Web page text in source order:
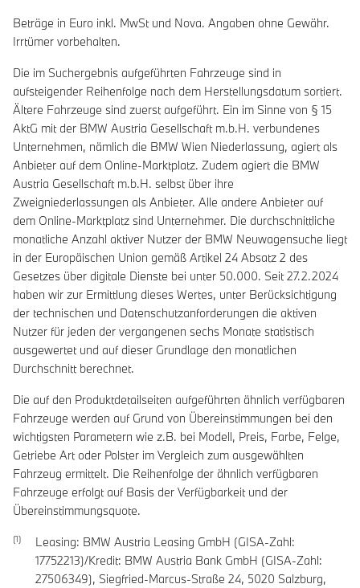
Beträge in Euro inkl. MwSt und Nova. Angaben ohne Gewähr.
Irrtümer vorbehalten.
Die im Suchergebnis aufgeführten Fahrzeuge sind in
aufsteigender Reihenfolge nach dem Herstellungsdatum sortiert.
Ältere Fahrzeuge sind zuerst aufgeführt. Ein im Sinne von § 15
AktG mit der BMW Austria Gesellschaft m.b.H. verbundenes
Unternehmen, nämlich die BMW Wien Niederlassung, agiert als
Anbieter auf dem Online-Marktplatz. Zudem agiert die BMW
Austria Gesellschaft m.b.H. selbst über ihre
Zweigniederlassungen als Anbieter. Alle andere Anbieter auf
dem Online-Marktplatz sind Unternehmer. Die durchschnittliche
monatliche Anzahl aktiver Nutzer der BMW Neuwagensuche liegt
in der Europäischen Union gemäß Artikel 24 Absatz 2 des
Gesetzes über digitale Dienste bei unter 50.000. Seit 27.2.2024
haben wir zur Ermittlung dieses Wertes, unter Berücksichtigung
der technischen und Datenschutzanforderungen die aktiven
Nutzer für jeden der vergangenen sechs Monate statistisch
ausgewertet und auf dieser Grundlage den monatlichen
Durchschnitt berechnet.
Die auf den Produktdetailseiten aufgeführten ähnlich verfügbaren
Fahrzeuge werden auf Grund von Übereinstimmungen bei den
wichtigsten Parametern wie z.B. bei Modell, Preis, Farbe, Felge,
Getriebe Art oder Polster im Vergleich zum ausgewählten
Fahrzeug ermittelt. Die Reihenfolge der ähnlich verfügbaren
Fahrzeuge erfolgt auf Basis der Verfügbarkeit und der
Übereinstimmungsquote.
Leasing: BMW Austria Leasing GmbH (GISA-Zahl:
17752213)/Kredit: BMW Austria Bank GmbH (GISA-Zahl:
27506349), Siegfried-Marcus-Straße 24, 5020 Salzburg,